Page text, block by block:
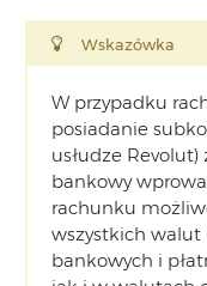
Wskazówka
W przypadku
posiadanie
usłudze
bankowy
rachunku
wszystkich walut
bankowych i